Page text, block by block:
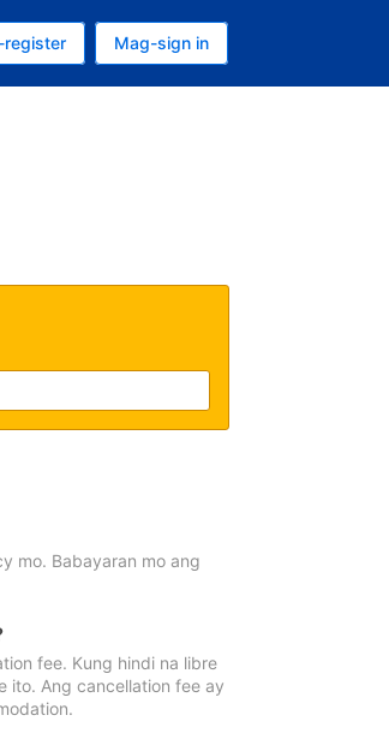
mo
register Mag-sign in
mo. Babayaran mo ang
fee. Kung hindi na libre
ito. Ang cancellation fee ay